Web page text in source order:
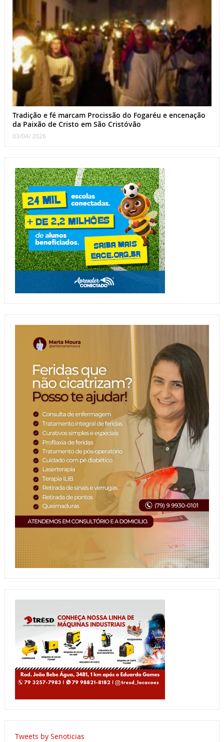
Tradição e fé marcam Procissão do Fogaréu e encenação
da Paixão de Cristo em São Cristóvão
03/04/ 2026
Tweets by Senoticias